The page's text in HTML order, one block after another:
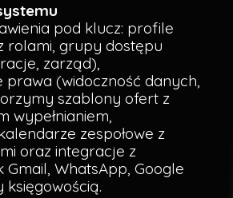
pod klucz: profile
rolami, grupy dostępu
zarząd),
prawa (widoczność danych,
szablony ofert z
wypełnianiem,
zespołowe z
oraz integracje z
Gmail, WhatsApp, Google